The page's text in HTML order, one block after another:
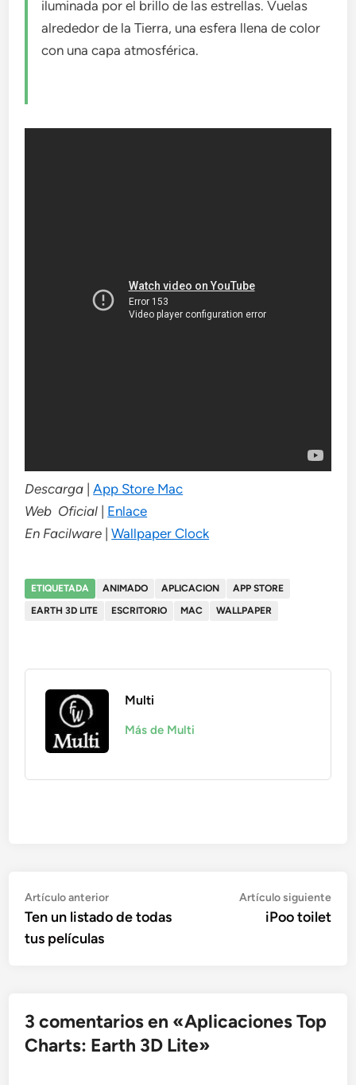
iluminada por el brillo de las estrellas. Vuelas
alrededor de la Tierra, una esfera llena de color
con una capa atmosférica.
Descarga |App Store Mac
Web Oficial | Enlace
En Facilware |Wallpaper Clock
ETIQUETADA ANIMADO APLICACION
APP STORE
EARTH 3D LITE
ESCRITORIO MAC WALLPAPER
Multi
Más de Multi
Navegación
de
entradas
Artículo anteriorArtículo
anterior:
Ten un listado de todas
tus películas
Artículo siguiente
iPoo toilet
3 comentarios en «Aplicaciones Top
Charts: Earth 3D Lite»